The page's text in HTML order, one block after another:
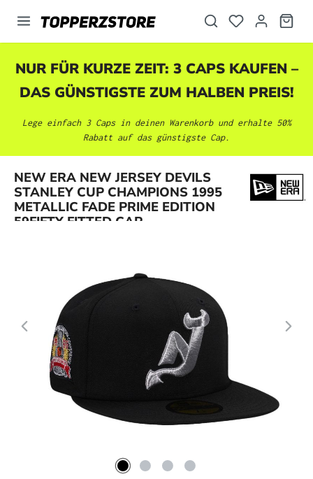
springen
NUR FÜR KURZE ZEIT: 3 CAPS KAUFEN –
DAS GÜNSTIGSTE ZUM HALBEN PREIS!
Lege einfach 3 Caps in deinen Warenkorb und erhalte 50%
Rabatt auf das günstigste Cap.
NEW ERA NEW JERSEY DEVILS
STANLEY CUP CHAMPIONS 1995
METALLIC FADE PRIME EDITION
59FIFTY FITTED CAP
Bildergalerie überspringen